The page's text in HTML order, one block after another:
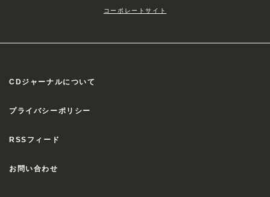
コーポレートサイト
CDジャーナルについて
プライバシーポリシー
RSSフィード
お問い合わせ